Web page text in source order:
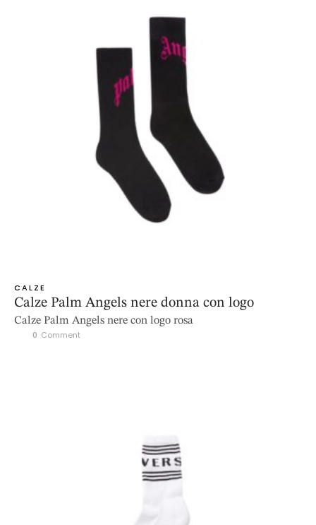
CALZE
Calze Palm Angels nere donna con logo
Calze Palm Angels nere con logo rosa
0 Comment